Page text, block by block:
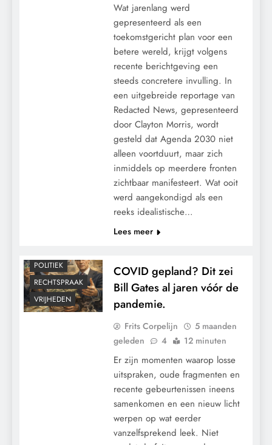
Wat jarenlang werd
gepresenteerd als een
toekomstgericht plan voor een
betere wereld, krijgt volgens
recente berichtgeving een
steeds concretere invulling. In
een uitgebreide reportage van
Redacted News, gepresenteerd
door Clayton Morris, wordt
gesteld dat Agenda 2030 niet
alleen voortduurt, maar zich
inmiddels op meerdere fronten
zichtbaar manifesteert. Wat ooit
werd aangekondigd als een
reeks idealistische…
Lees meer
POLITIEK
RECHTSPRAAK
VRIJHEDEN
COVID gepland? Dit zei
Bill Gates al jaren vóór de
pandemie.
Frits Corpelijn
5 maanden
geleden
4 12 minuten
Er zijn momenten waarop losse
uitspraken, oude fragmenten en
recente gebeurtenissen ineens
samenkomen en een nieuw licht
werpen op wat eerder
vanzelfsprekend leek. Niet